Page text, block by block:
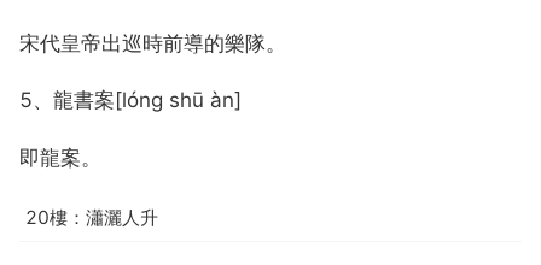
宋代皇帝出巡時前導的樂隊。
5、龍書案[lóng shū àn]
即龍案。
20樓：瀟灑人升